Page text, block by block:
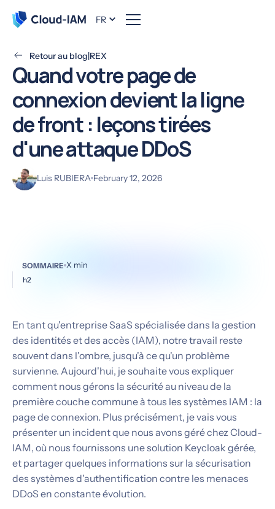
FR
Retour au blog|REX
Quand votre page de
connexion devient la ligne
de front : leçons tirées
d'une attaque DDoS
Luis RUBIERA February 12, 2026
En tant qu'entreprise SaaS spécialisée dans la gestion
des identités et des accès (IAM), notre travail reste
souvent dans l'ombre, jusqu'à ce qu'un problème
survienne. Aujourd'hui, je souhaite vous expliquer
comment nous gérons la sécurité au niveau de la
première couche commune à tous les systèmes IAM : la
page de connexion. Plus précisément, je vais vous
présenter un incident que nous avons géré chez Cloud-
IAM, où nous fournissons une solution Keycloak gérée,
et partager quelques informations sur la sécurisation
des systèmes d'authentification contre les menaces
DDoS en constante évolution.
SOMMAIRE X min
h2